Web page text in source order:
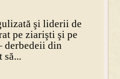
şi liderii de
pe ziarişti şi pe
derbedeii din
să...